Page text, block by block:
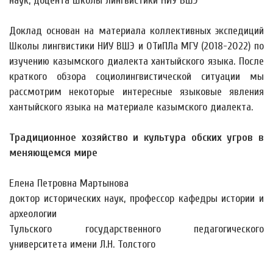
Доклад основан на материала коллективных экспедиций
Школы лингвистики НИУ ВШЭ и ОТиПЛа МГУ (2018-2022) по
изучению казымского диалекта хантыйского языка. После
краткого обзора социолингвистической ситуации мы
рассмотрим некоторые интересные языковые явления
хантыйского языка на материале казымского диалекта.
Традиционное хозяйство и культура обских угров в
меняющемся мире
Елена Петровна Мартынова
доктор исторических наук, профессор кафедры истории и
археологии
Тульского государственного педагогического
университета имени Л.Н. Толстого